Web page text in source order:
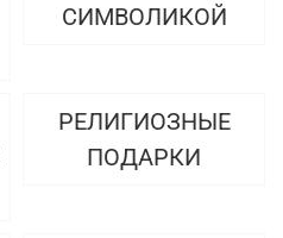
СИМВОЛИКОЙ
РЕЛИГИОЗНЫЕ
ПОДАРКИ